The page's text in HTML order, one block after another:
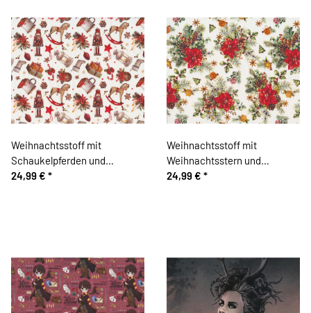
Weihnachtsstoff mit
Schaukelpferden und
Nussknackern
24,99 € *
Weihnachtsstoff mit
Weihnachtsstern und
Kiefernzweigen
24,99 € *